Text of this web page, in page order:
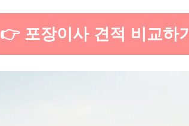
👉 포장이사 견적 비교하기